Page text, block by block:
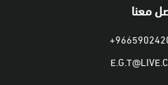
معنا